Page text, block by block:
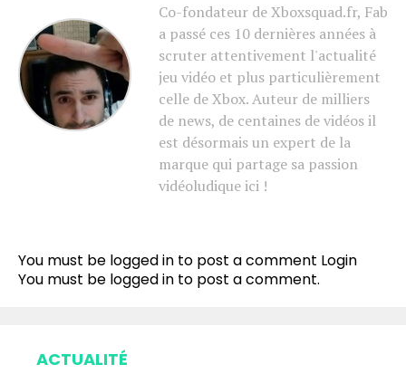
Co-fondateur de Xboxsquad.fr, Fab
a passé ces 10 dernières années à
scruter attentivement l'actualité
jeu vidéo et plus particulièrement
celle de Xbox. Auteur de milliers
de news, de centaines de vidéos il
est désormais un expert de la
marque qui partage sa passion
vidéoludique ici !
You must be logged in to post a comment Login
You must be logged in to post a comment.
ACTUALITÉ